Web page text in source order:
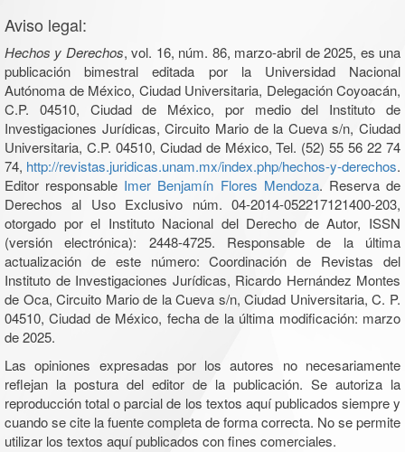
Aviso legal:
Hechos y Derechos, vol. 16, núm. 86, marzo-abril de 2025, es una
publicación bimestral editada por la Universidad Nacional
Autónoma de México, Ciudad Universitaria, Delegación Coyoacán,
C.P. 04510, Ciudad de México, por medio del Instituto de
Investigaciones Jurídicas, Circuito Mario de la Cueva s/n, Ciudad
Universitaria, C.P. 04510, Ciudad de México, Tel. (52) 55 56 22 74
74, http://revistas.juridicas.unam.mx/index.php/hechos-y-derechos.
Editor responsable Imer Benjamín Flores Mendoza. Reserva de
Derechos al Uso Exclusivo núm. 04-2014-052217121400-203,
otorgado por el Instituto Nacional del Derecho de Autor, ISSN
(versión electrónica): 2448-4725. Responsable de la última
actualización de este número: Coordinación de Revistas del
Instituto de Investigaciones Jurídicas, Ricardo Hernández Montes
de Oca, Circuito Mario de la Cueva s/n, Ciudad Universitaria, C. P.
04510, Ciudad de México, fecha de la última modificación: marzo
de 2025.
Las opiniones expresadas por los autores no necesariamente
reflejan la postura del editor de la publicación. Se autoriza la
reproducción total o parcial de los textos aquí publicados siempre y
cuando se cite la fuente completa de forma correcta. No se permite
utilizar los textos aquí publicados con fines comerciales.